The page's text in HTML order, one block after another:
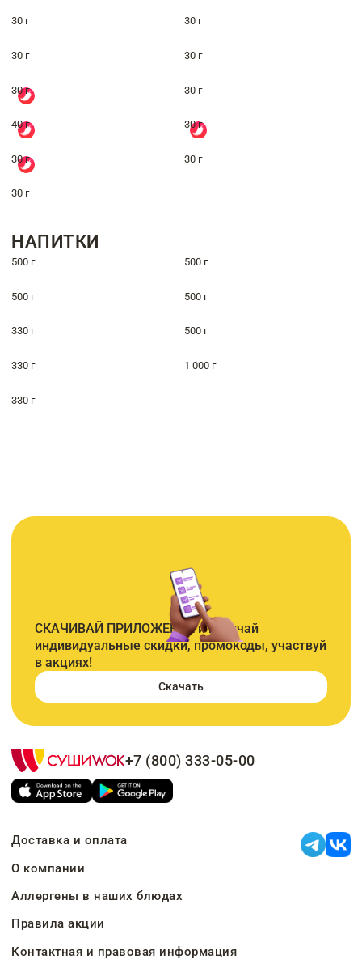
30 г 30 г
30 г 30 г
30 г 30 г
40 г 30 г
30 г 30 г
30 г
НАПИТКИ
500 г 500 г
500 г 500 г
330 г 500 г
330 г 1 000 г
330 г
СКАЧИВАЙ ПРИЛОЖЕНИЕ и получай
индивидуальные скидки, промокоды, участвуй
в акциях!
Скачать
+7 (800) 333-05-00
Доставка и оплата
О компании
Аллергены в наших блюдах
Правила акции
Контактная и правовая информация